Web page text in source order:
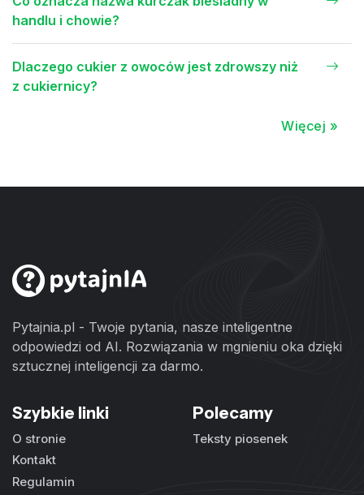
handlu i chowie?
Dlaczego cukier z owoców jest zdrowszy niż
z cukiernicy?
Więcej »
Pytajnia.pl - Twoje pytania, nasze inteligentne
odpowiedzi od AI. Rozwiązania w mgnieniu oka dzięki
sztucznej inteligencji za darmo.
Szybkie linki
O stronie
Kontakt
Regulamin
Polecamy
Teksty piosenek